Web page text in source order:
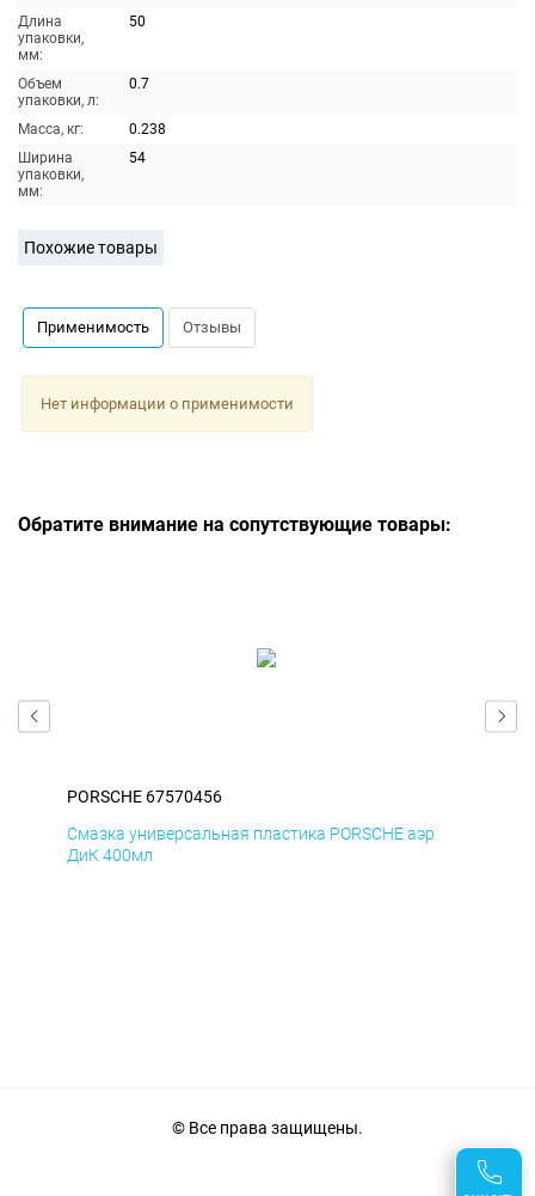
Длина
упаковки,
мм:
50
Объем
упаковки, л:
0.7
Масса, кг:
0.238
Ширина
упаковки,
мм:
54
Похожие товары
Применимость Отзывы
Нет информации о применимости
Обратите внимание на сопутствующие товары:
PORSCHE 67570456
Смазка универсальная пластика PORSCHE аэр
ДиК 400мл
© Все права защищены.